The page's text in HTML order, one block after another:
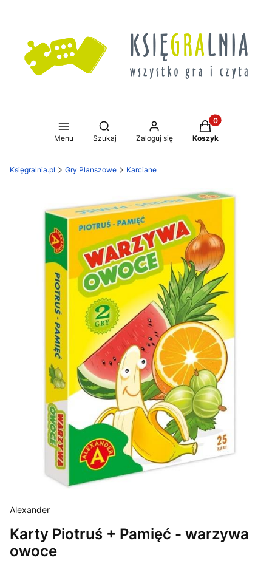
Menu
Otwórz wyszukiwarkę
Szukaj Zaloguj się
Produkty w
Koszyk
Księgralnia.pl Gry Planszowe Karciane
Alexander
Karty Piotruś + Pamięć - warzywa
owoce